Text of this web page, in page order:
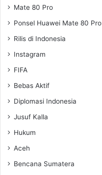
Mate 80 Pro
Ponsel Huawei Mate 80 Pro
Rilis di Indonesia
Instagram
FIFA
Bebas Aktif
Diplomasi Indonesia
Jusuf Kalla
Hukum
Aceh
Bencana Sumatera